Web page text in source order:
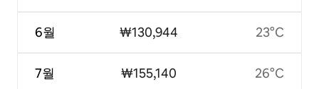
6월
7월
₩130,944
₩155,140
23°C
26°C